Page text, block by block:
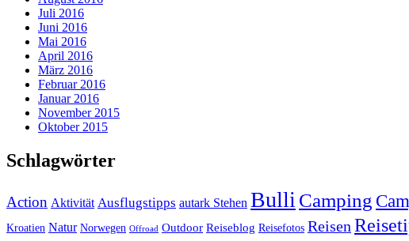
Juli 2016
Juni 2016
Mai 2016
April 2016
März 2016
Februar 2016
Januar 2016
November 2015
Oktober 2015
Schlagwörter
Action Aktivität Ausflugstipps autark Stehen BulliCamping
Kroatien Natur Norwegen Offroad Outdoor Reiseblog Reisefotos Reisen